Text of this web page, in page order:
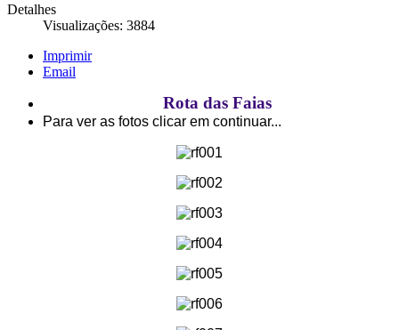
Detalhes
Visualizações: 3884
Imprimir
Email
Rota das Faias
Para ver as fotos clicar em continuar...